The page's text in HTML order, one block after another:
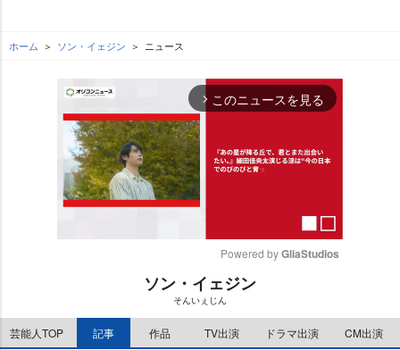
ホーム ソン・イェジン ニュース
arrow_forward_ios このニュースを見る
e
Powered by GliaStudios
ソン・イェジン
そんいぇじん
芸能人TOP 記事 作品 TV出演 ドラマ出演 CM出演